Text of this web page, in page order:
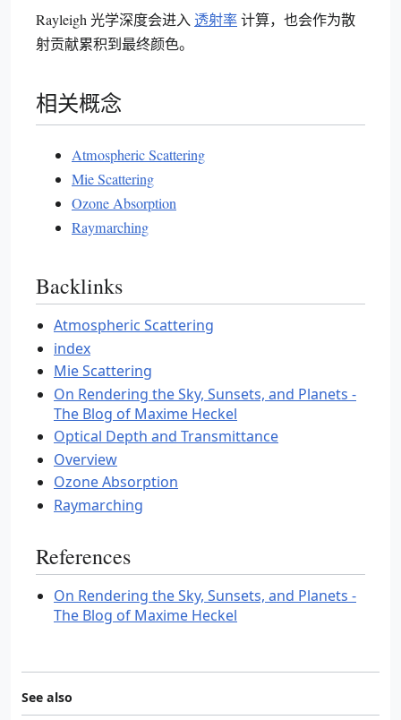
Rayleigh 光学深度会进入 透射率计算，也会作为散
射贡献累积到最终颜色。
相关概念
Atmospheric Scattering
Mie Scattering
Ozone Absorption
Raymarching
Backlinks
Atmospheric Scattering
index
Mie Scattering
On Rendering the Sky, Sunsets, and Planets -
The Blog of Maxime Heckel
Optical Depth and Transmittance
Overview
Ozone Absorption
Raymarching
References
On Rendering the Sky, Sunsets, and Planets -
The Blog of Maxime Heckel
See also